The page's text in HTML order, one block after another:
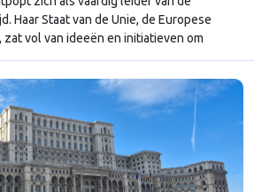
Haar Staat van de Unie, de Europese
vol van ideeën en initiatieven om
tegen de grote gevaren van deze tijd.
minister van Defensie bleef zij
toekomst van defensie in Europa.